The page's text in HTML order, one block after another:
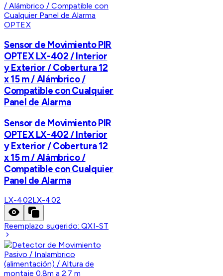
OPTEX
Sensor de Movimiento PIR
OPTEX LX-402 / Interior
y Exterior / Cobertura 12
x 15 m / Alámbrico /
Compatible con Cualquier
Panel de Alarma
Sensor de Movimiento PIR
OPTEX LX-402 / Interior
y Exterior / Cobertura 12
x 15 m / Alámbrico /
Compatible con Cualquier
Panel de Alarma
LX-402LX-402
Reemplazo sugerido:QXI-ST